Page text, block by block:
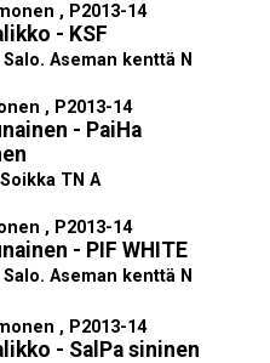
, P2013-14
- KSF
Salo. Aseman kenttä N
, P2013-14
- PaiHa
TN A
, P2013-14
- PIF WHITE
Salo. Aseman kenttä N
, P2013-14
- SalPa sininen